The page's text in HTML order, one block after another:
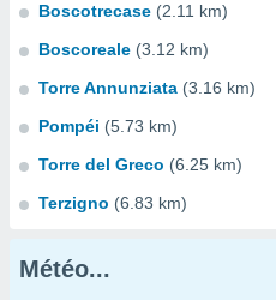
Boscotrecase (2.11 km)
Boscoreale (3.12 km)
Torre Annunziata (3.16 km)
Pompéi (5.73 km)
Torre del Greco (6.25 km)
Terzigno (6.83 km)
Météo...